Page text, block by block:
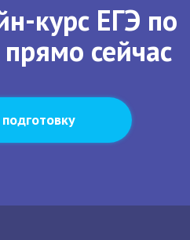
курс ЕГЭ по
сейчас